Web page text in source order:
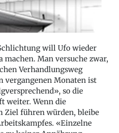
will Ufo wieder
Man versuche zwar,
Verhandlungsweg
vergangenen Monaten ist
so die
weiter. Wenn die
Ziel führen würden, bleibe
«Einzelne